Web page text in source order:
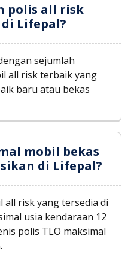
polis all risk
Lifepal?
sejumlah
all risk terbaik yang
baru atau bekas
mobil bekas
di Lifepal?
risk yang tersedia di
usia kendaraan 12
polis TLO maksimal